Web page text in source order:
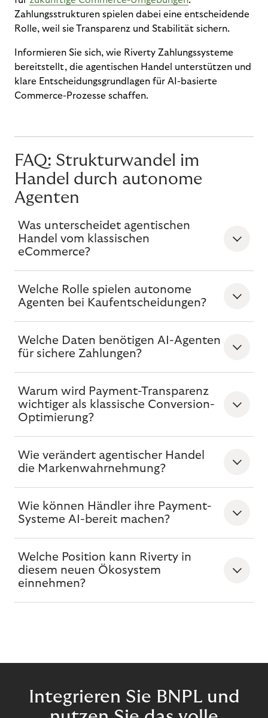
Zahlungsstrukturen spielen dabei eine entscheidende
Rolle, weil sie Transparenz und Stabilität sichern.
Informieren Sie sich, wie Riverty Zahlungssysteme
bereitstellt, die agentischen Handel unterstützen und
klare Entscheidungsgrundlagen für AI-basierte
Commerce-Prozesse schaffen.
FAQ: Strukturwandel im
Handel durch autonome
Agenten
Was unterscheidet agentischen
Handel vom klassischen
eCommerce?
Welche Rolle spielen autonome
Agenten bei Kaufentscheidungen?
Welche Daten benötigen AI-Agenten
für sichere Zahlungen?
Warum wird Payment-Transparenz
wichtiger als klassische Conversion-
Optimierung?
Wie verändert agentischer Handel
die Markenwahrnehmung?
Wie können Händler ihre Payment-
Systeme AI-bereit machen?
Welche Position kann Riverty in
diesem neuen Ökosystem
einnehmen?
Integrieren Sie BNPL und